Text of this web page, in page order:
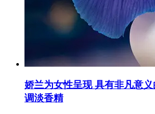
娇兰为女性呈现 具有非凡意
调淡香精